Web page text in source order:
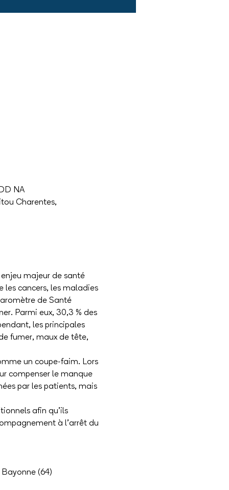
NA
Charentes,
majeur de santé
les cancers, les maladies
de Santé
Parmi eux, 30,3 % des
les principales
fumer, maux de tête,
un coupe-faim. Lors
compenser le manque
par les patients, mais
afin qu’ils
à l’arrêt du
(64)